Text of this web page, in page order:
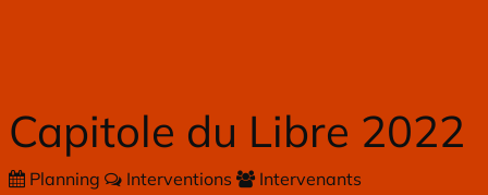
Capitole du Libre 2022
Planning Interventions
Intervenants